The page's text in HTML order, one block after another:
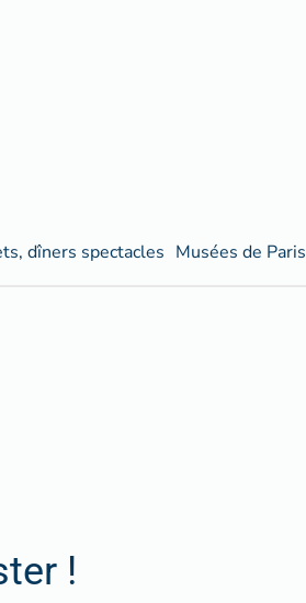
dîners spectacles Musées de Paris
!